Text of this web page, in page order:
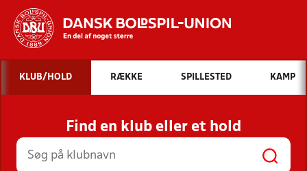
Hvad vil du søge efter?
INDHOLD OG NYHEDER
STILLINGER, RESULTATER, KLUBBER OG
HOLD
KLUB/HOLD RÆKKE SPILLESTED KAMP
Find en klub eller et hold